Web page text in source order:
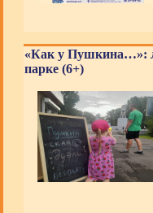
«Как у Пушкина…»:
парке (6+)